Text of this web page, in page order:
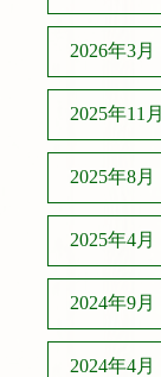
2026年3月
2025年11月
2025年8月
2025年4月
2024年9月
2024年4月